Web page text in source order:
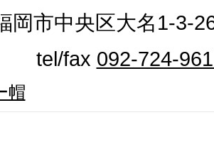
岡市中央区大名1-3-
tel/fax 092-724-
帽